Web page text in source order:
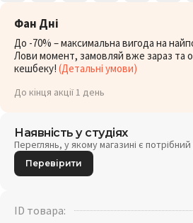
Фан Дні
До -70% – максимальна вигода на
Лови момент, замовляй вже зараз та
кешбеку! (Детальні умови)
До кінця акції 1 день
Наявність у студіях
Переглянь, у якому магазині є потрібний
Перевірити
ID товара: